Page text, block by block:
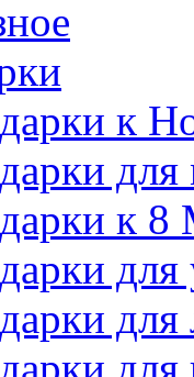
к
к 8
для
для
для